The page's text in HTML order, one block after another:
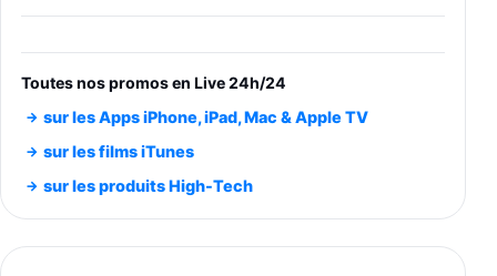
entraénement direct 3 vitesses (33-45-78
trs/min) avec pre-ampli intégré et port USB
Smartphone SAMSUNG Galaxy S26 Ultra
891,99€1199€Fnac (Vendeur Tiers)
Smartphone SAMSUNG Galaxy S26+ Violet
Toutes nos promos en Live 24h/24
sur les Apps iPhone, iPad, Mac & Apple TV
sur les films iTunes
sur les produits High-Tech